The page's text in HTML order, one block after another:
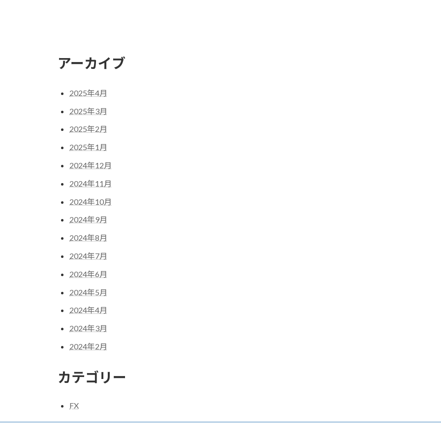
アーカイブ
2025年4月
2025年3月
2025年2月
2025年1月
2024年12月
2024年11月
2024年10月
2024年9月
2024年8月
2024年7月
2024年6月
2024年5月
2024年4月
2024年3月
2024年2月
カテゴリー
FX